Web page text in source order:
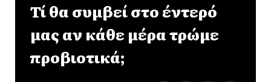
Τί θα συμβεί στο έντερό
μας αν κάθε μέρα τρώμε
προβιοτικά;